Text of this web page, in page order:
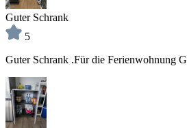
Guter Schrank
5
Guter Schrank .Für die Ferienwohnung